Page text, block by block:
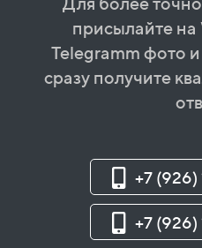
присылайте
Telegramm фото
сразу получите
+7
+7